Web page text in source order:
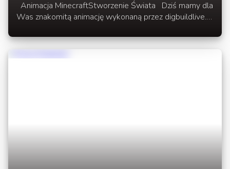
Animacja MinecraftStworzenie Świata Dziś mamy dla
Was znakomitą animację wykonaną przez digbuildlive.
z nich jest stworzenie świata. Zapraszamy do śledzenia
wpisów na stronie z kolejnymi epizodami. W
rozwinięciu pierwszy epizod z serii: SPAWN